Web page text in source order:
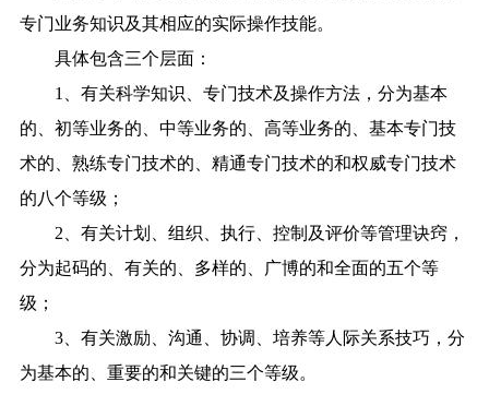
专门业务知识及其相应的实际操作技能。
具体包含三个层面：
1、有关科学知识、专门技术及操作方法，分为基本
的、初等业务的、中等业务的、高等业务的、基本专门技
术的、熟练专门技术的、精通专门技术的和权威专门技术
的八个等级；
2、有关计划、组织、执行、控制及评价等管理诀窍，
分为起码的、有关的、多样的、广博的和全面的五个等
级；
3、有关激励、沟通、协调、培养等人际关系技巧，分
为基本的、重要的和关键的三个等级。